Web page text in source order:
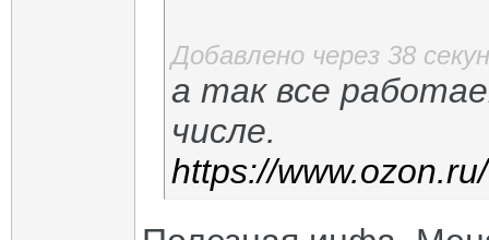
Добавлено через 38
а так все
числе.
https://